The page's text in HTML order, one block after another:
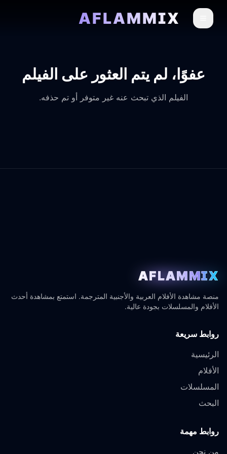
AFLAMMIX
عفوًا، لم يتم العثور على الفيلم
الفيلم الذي تبحث عنه غير متوفر أو تم حذفه.
AFLAMMIX
منصة مشاهدة الأفلام العربية والأجنبية المترجمة. استمتع بمشاهدة أحدث
الأفلام والمسلسلات بجودة عالية.
روابط سريعة
الرئيسية
الأفلام
المسلسلات
البحث
روابط مهمة
من نحن